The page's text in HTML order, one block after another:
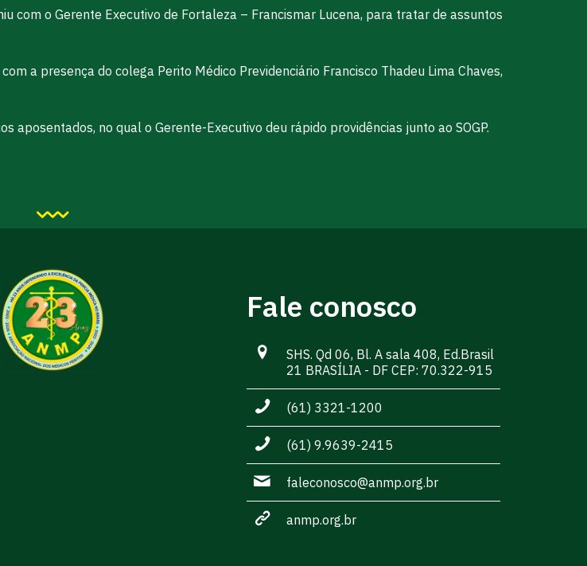
com o Gerente Executivo de Fortaleza – Francismar Lucena, para tratar de assuntos
a presença do colega Perito Médico Previdenciário Francisco Thadeu Lima Chaves,
aposentados, no qual o Gerente-Executivo deu rápido providências junto ao SOGP.
Fale conosco
SHS. Qd 06, Bl. A sala 408, Ed.Brasil
21 BRASÍLIA - DF CEP: 70.322-915
(61) 3321-1200
(61) 9.9639-2415
faleconosco@anmp.org.br
anmp.org.br